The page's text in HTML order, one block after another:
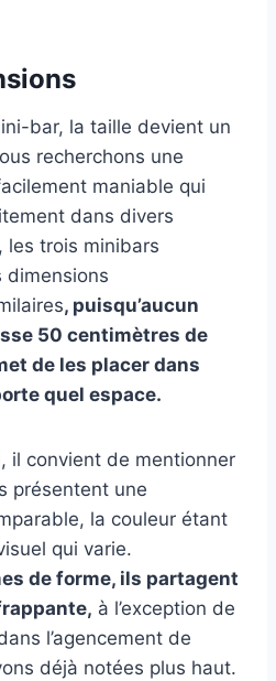
bar, la taille devient un
recherchons une
maniable qui
dans divers
les trois minibars
dimensions
, puisqu’aucun
50 centimètres de
de les placer dans
quel espace.
il convient de mentionner
présentent une
la couleur étant
qui varie.
de forme, ils partagent
à l’exception de
l’agencement de
déjà notées plus haut.